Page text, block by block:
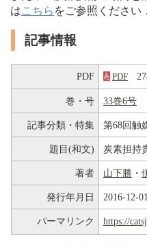
はこちら をご参照ください．
記事情報
PDF PDF
巻・号 33巻6号
記事分類・特集 第68回触
題目(和文) 炭素担持
著者 山下勝 ・
発行年月日 2016-12-01
パーマリンク https://